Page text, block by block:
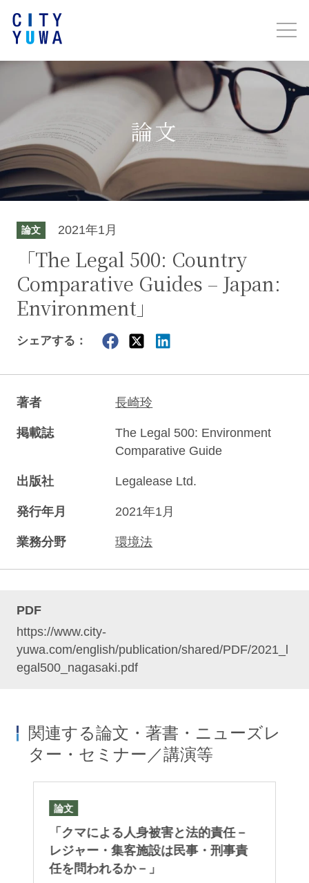
論文
論文 2021年1月
「The Legal 500: Country
Comparative Guides – Japan:
Environment」
シェアする：
著者 長崎玲
掲載誌
The Legal 500: Environment
Comparative Guide
出版社 Legalease Ltd.
発行年月 2021年1月
業務分野 環境法
PDF
https://www.city-
yuwa.com/english/publication/shared/PDF/2021_l
egal500_nagasaki.pdf
関連する論文・著書・ニューズレ
ター・セミナー／講演等
論文
「クマによる人身被害と法的責任－
レジャー・集客施設は民事・刑事責
任を問われるか－」